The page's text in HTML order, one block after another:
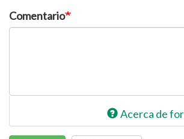
Comentario
Acerca de